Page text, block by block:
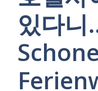
있다